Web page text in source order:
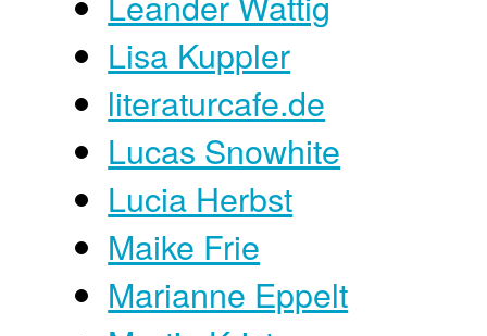
Lisa Kuppler
literaturcafe.de
Lucas Snowhite
Lucia Herbst
Maike Frie
Marianne Eppelt